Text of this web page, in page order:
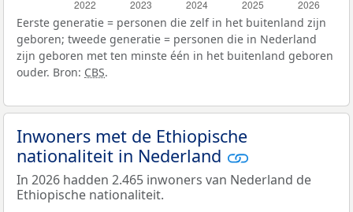
Eerste generatie = personen die zelf in het buitenland zijn
geboren; tweede generatie = personen die in Nederland
zijn geboren met ten minste één in het buitenland geboren
ouder. Bron: CBS.
Inwoners met de Ethiopische
nationaliteit in Nederland
In 2026 hadden 2.465 inwoners van Nederland de
Ethiopische nationaliteit.